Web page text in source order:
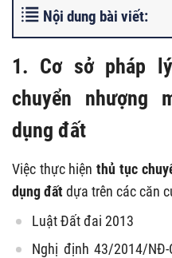
Nội dung bài viết:
1. Cơ sở pháp
chuyển nhượng
dụng đất
Việc thực hiệnthủ tục
dụng đấtdựa trên các căn
Luật Đất đai 2013
Nghị định 43/2014/